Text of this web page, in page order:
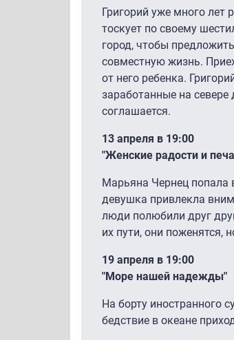
Григорий уже много лет
тоскует по своему
город, чтобы
совместную жизнь.
от него ребенка.
заработанные на севере
соглашается.
13 апреля в 19:00
"Женские радости и
Марьяна Чернец попала
девушка привлекла
люди полюбили друг
их пути, они поженятся,
19 апреля в 19:00
"Море нашей надежды"
На борту иностранного
бедствие в океане